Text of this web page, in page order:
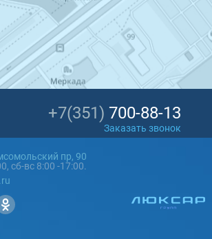
+7(351) 700-88-13
Заказать звонок
пр, 90
сб-вс 8:00 -17:00.